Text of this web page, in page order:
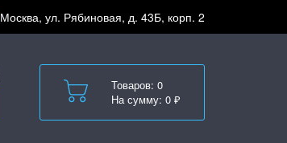
Москва, ул. Рябиновая, д. 43Б, корп. 2
Товаров: 0
На сумму: 0 ₽